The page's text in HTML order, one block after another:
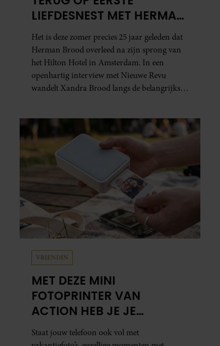
LIEFDESNEST MET HERMAN
BROOD: “HIER IS LOLA
GEBOREN”
Het is deze zomer precies 25 jaar geleden dat
Herman Brood overleed na zijn sprong van
het Hilton Hotel in Amsterdam. In een
openhartig interview met Nieuwe Revu
wandelt Xandra Brood langs de belangrijkste
Leidsedwarsstraat roept een stortvloed aan
herinneringen op. Daar begon hun leven
samen en werd dochter Lola geboren.
VRIENDIN
MET DEZE MINI
FOTOPRINTER VAN
ACTION HEB JE JE
FAVORIETE FOTO’S BINNEN
ÉÉN MINUUT IN HANDEN
Staat jouw telefoon ook vol met